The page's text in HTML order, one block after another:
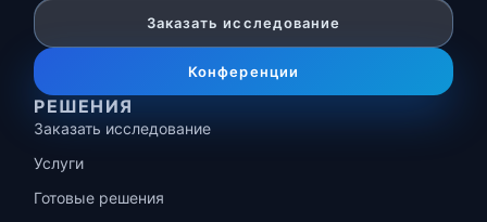
Заказать исследование
Конференции
РЕШЕНИЯ
Заказать исследование
Услуги
Готовые решения